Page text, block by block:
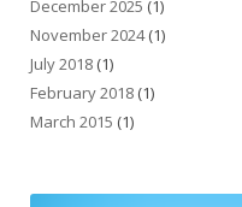
December 2025 (1)
November 2024(1)
July 2018 (1)
February 2018 (1)
March 2015 (1)